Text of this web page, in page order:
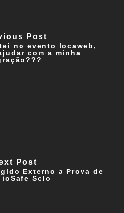
Post
no evento locaweb,
com a minha
Post
Externo a Prova de
ioSafe Solo